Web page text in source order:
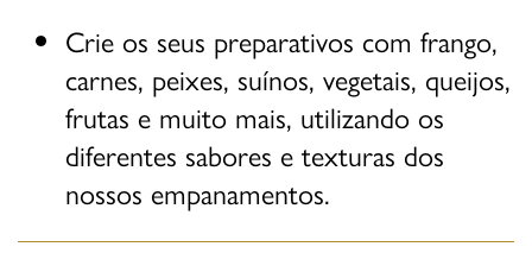
Crie os seus preparativos com frango,
carnes, peixes, suínos, vegetais, queijos,
frutas e muito mais, utilizando os
diferentes sabores e texturas dos
nossos empanamentos.